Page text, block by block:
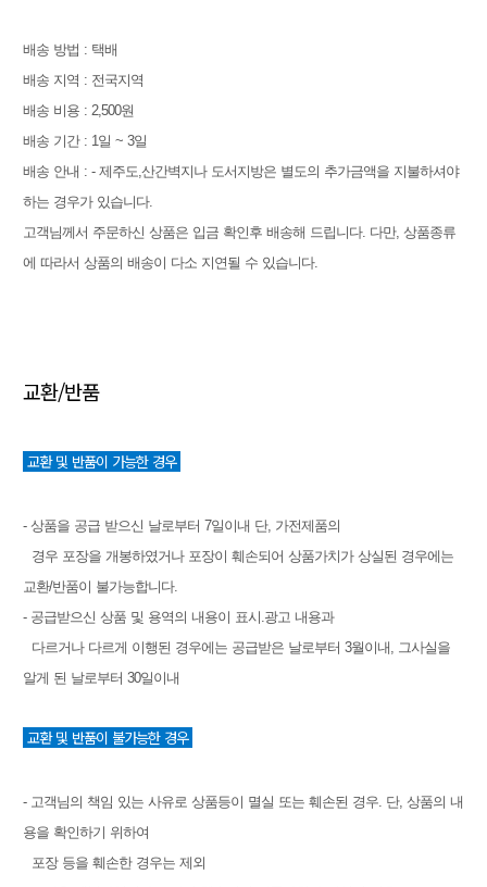
배송 방법 : 택배
배송 지역 : 전국지역
배송 비용 : 2,500원
배송 기간 : 1일 ~ 3일
배송 안내 : - 제주도,산간벽지나 도서지방은 별도의 추가금액을 지불하셔야
하는 경우가 있습니다.
고객님께서 주문하신 상품은 입금 확인후 배송해 드립니다. 다만, 상품종류
에 따라서 상품의 배송이 다소 지연될 수 있습니다.
교환/반품
교환 및 반품이 가능한 경우
- 상품을 공급 받으신 날로부터 7일이내 단, 가전제품의
경우 포장을 개봉하였거나 포장이 훼손되어 상품가치가 상실된 경우에는
교환/반품이 불가능합니다.
- 공급받으신 상품 및 용역의 내용이 표시.광고 내용과
다르거나 다르게 이행된 경우에는 공급받은 날로부터 3월이내, 그사실을
알게 된 날로부터 30일이내
교환 및 반품이 불가능한 경우
- 고객님의 책임 있는 사유로 상품등이 멸실 또는 훼손된 경우. 단, 상품의 내
용을 확인하기 위하여
포장 등을 훼손한 경우는 제외